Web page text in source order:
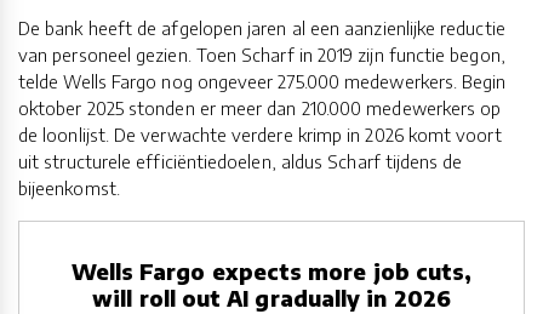
De bank heeft de afgelopen jaren al een aanzienlijke reductie
van personeel gezien. Toen Scharf in 2019 zijn functie begon,
telde Wells Fargo nog ongeveer 275.000 medewerkers. Begin
oktober 2025 stonden er meer dan 210.000 medewerkers op
de loonlijst. De verwachte verdere krimp in 2026 komt voort
uit structurele efficiëntiedoelen, aldus Scharf tijdens de
bijeenkomst.
Wells Fargo expects more job cuts,
will roll out AI gradually in 2026